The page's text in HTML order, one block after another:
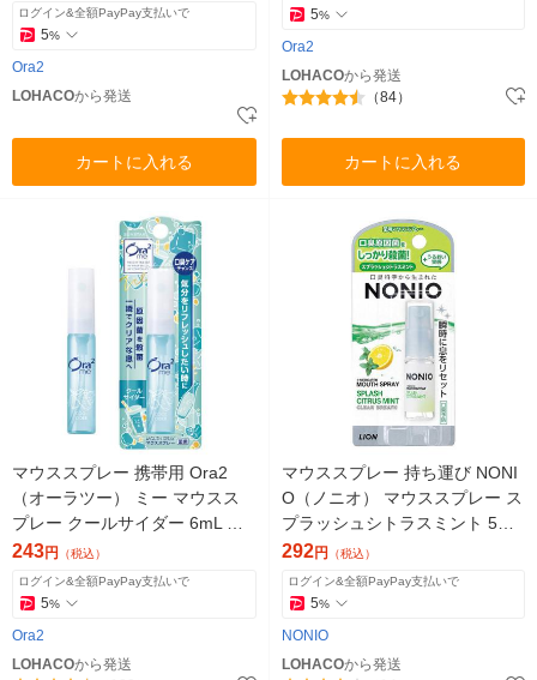
ログイン&全額PayPay支払いで
5%
Ora2
LOHACOから発送
カートに入れる
5%
Ora2
LOHACOから発送
（84）
カートに入れる
マウススプレー 携帯用 Ora2
（オーラツー） ミー マウスス
プレー クールサイダー 6mL サ
ンスター 口臭 トラベル ミニ
243円 （税込）
ログイン&全額PayPay支払いで
5%
Ora2
LOHACOから発送
マウススプレー 持ち運び NONI
O（ノニオ） マウススプレー ス
プラッシュシトラスミント 5ml
1個 ライオン 口臭予防 殺菌
292円 （税込）
ログイン&全額PayPay支払いで
5%
NONIO
LOHACOから発送